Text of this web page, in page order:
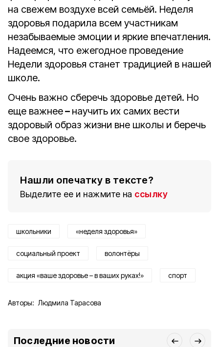
на свежем воздухе всей семьёй. Неделя
здоровья подарила всем участникам
незабываемые эмоции и яркие впечатления.
Надеемся, что ежегодное проведение
Недели здоровья станет традицией в нашей
школе.
Очень важно сберечь здоровье детей. Но
еще важнее– научить их самих вести
здоровый образ жизни вне школы и беречь
свое здоровье.
Нашли опечатку в тексте?
Выделите ее и нажмите на ссылку
школьники «неделя здоровья»
социальный проект волонтёры
акция «ваше здоровье – в ваших руках!» спорт
Авторы: Людмила Тарасова
Последние новости